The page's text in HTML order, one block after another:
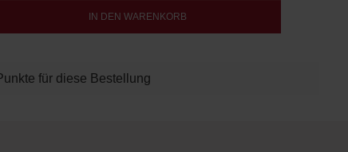
den gewünschten Wert ein oder
IN DEN WARENKORB
für diese Bestellung